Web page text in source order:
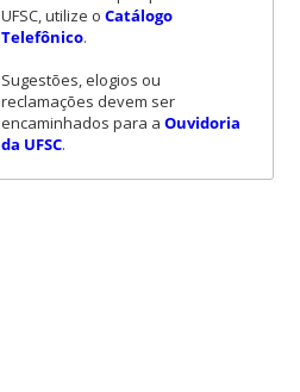
UFSC, utilize o Catálogo
Telefônico.
Sugestões, elogios ou
reclamações devem ser
encaminhados para a Ouvidoria
da UFSC.